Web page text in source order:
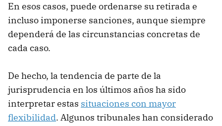
En esos casos, puede ordenarse su retirada e
incluso imponerse sanciones, aunque siempre
dependerá de las circunstancias concretas de
cada caso.
De hecho, la tendencia de parte de la
jurisprudencia en los últimos años ha sido
interpretar estas situaciones con mayor
flexibilidad. Algunos tribunales han considerado